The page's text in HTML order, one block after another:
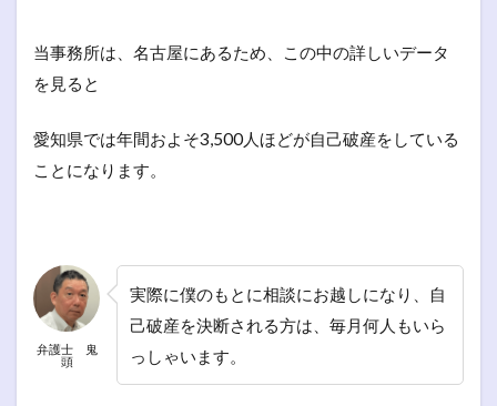
当事務所は、名古屋にあるため、この中の詳しいデータ
を見ると
愛知県では年間およそ3,500人ほどが自己破産をしている
ことになります。
弁護士 鬼
頭
実際に僕のもとに相談にお越しになり、自
己破産を決断される方は、毎月何人もいら
っしゃいます。